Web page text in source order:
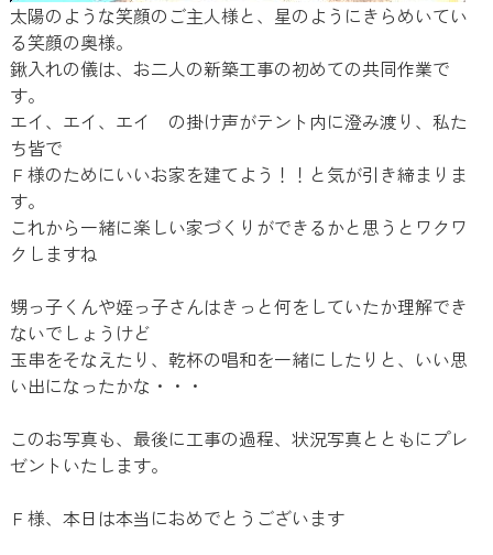
太陽のような笑顔のご主人様と、星のようにきらめいてい
る笑顔の奥様。
鍬入れの儀は、お二人の新築工事の初めての共同作業で
す。
エイ、エイ、エイ の掛け声がテント内に澄み渡り、私た
ち皆で
Ｆ様のためにいいお家を建てよう！！と気が引き締まりま
す。
これから一緒に楽しい家づくりができるかと思うとワクワ
クしますね
甥っ子くんや姪っ子さんはきっと何をしていたか理解でき
ないでしょうけど
玉串をそなえたり、乾杯の唱和を一緒にしたりと、いい思
い出になったかな・・・
このお写真も、最後に工事の過程、状況写真とともにプレ
ゼントいたします。
Ｆ様、本日は本当におめでとうございます